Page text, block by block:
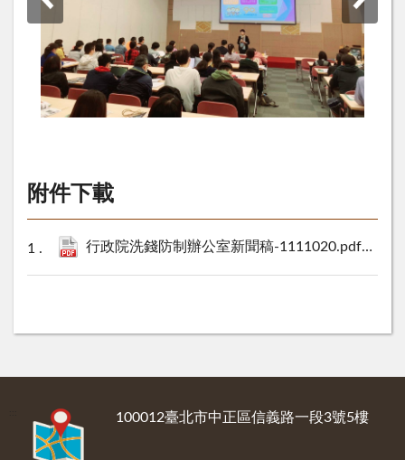
附件下載
行政院洗錢防制辦公室新聞稿-1111020.pdf 243 KB
100012臺北市中正區信義路一段3號5樓